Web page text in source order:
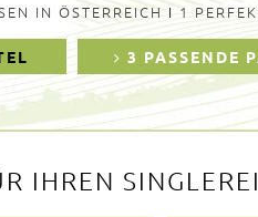
IN ÖSTERREICH I 1
3 PASSENDE
IHREN